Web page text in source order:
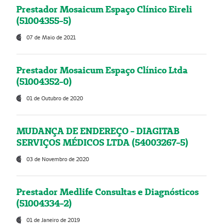
Prestador Mosaicum Espaço Clínico Eireli
(51004355-5)
07 de Maio de 2021
Prestador Mosaicum Espaço Clínico Ltda
(51004352-0)
01 de Outubro de 2020
MUDANÇA DE ENDEREÇO - DIAGITAB
SERVIÇOS MÉDICOS LTDA (54003267-5)
03 de Novembro de 2020
Prestador Medlife Consultas e Diagnósticos
(51004334-2)
01 de Janeiro de 2019